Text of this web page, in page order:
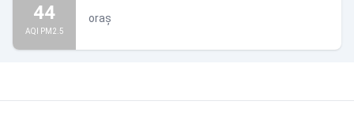
44
AQI PM2.5
oraș